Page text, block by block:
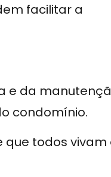
facilitar a
da
condomínio.
que todos vivam